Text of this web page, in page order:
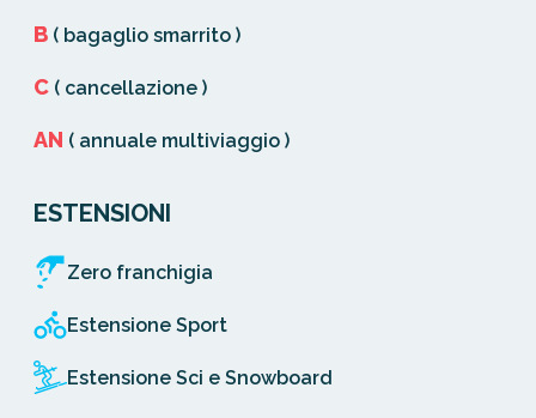
B ( bagaglio smarrito )
C ( cancellazione )
AN ( annuale multiviaggio )
ESTENSIONI
Zero franchigia
Estensione Sport
Estensione Sci e Snowboard